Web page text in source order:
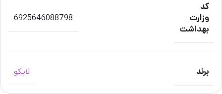
کد
وزارت
بهداشت
6925646088798
برند لایکو